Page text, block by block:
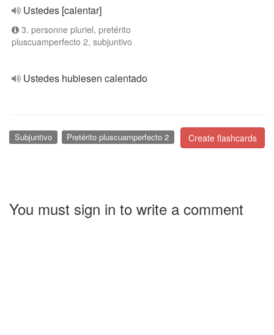
Ustedes [calentar]
3. personne pluriel, pretérito
pluscuamperfecto 2, subjuntivo
Ustedes hubiesen calentado
Create flashcards
Subjuntivo Pretérito pluscuamperfecto 2
You must sign in to write a comment